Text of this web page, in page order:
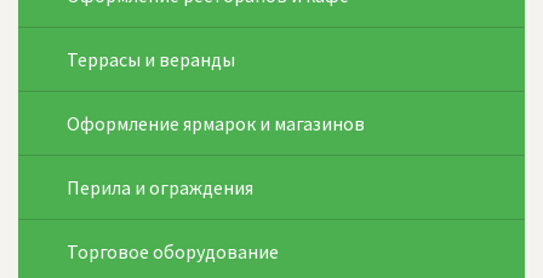
Террасы и веранды
Оформление ярмарок и магазинов
Перила и ограждения
Торговое оборудование